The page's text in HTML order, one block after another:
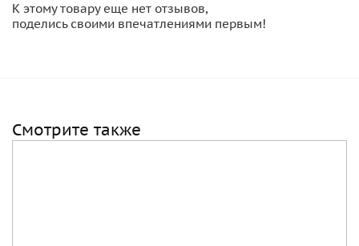
К этому товару еще нет отзывов,
поделись своими впечатлениями первым!
Смотрите также